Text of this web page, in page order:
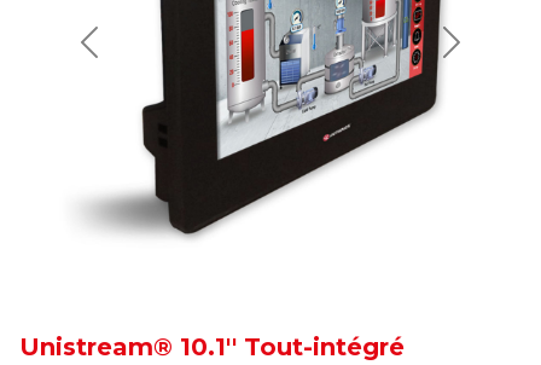
Previous Next
Unistream® 10.1'' Tout-intégré